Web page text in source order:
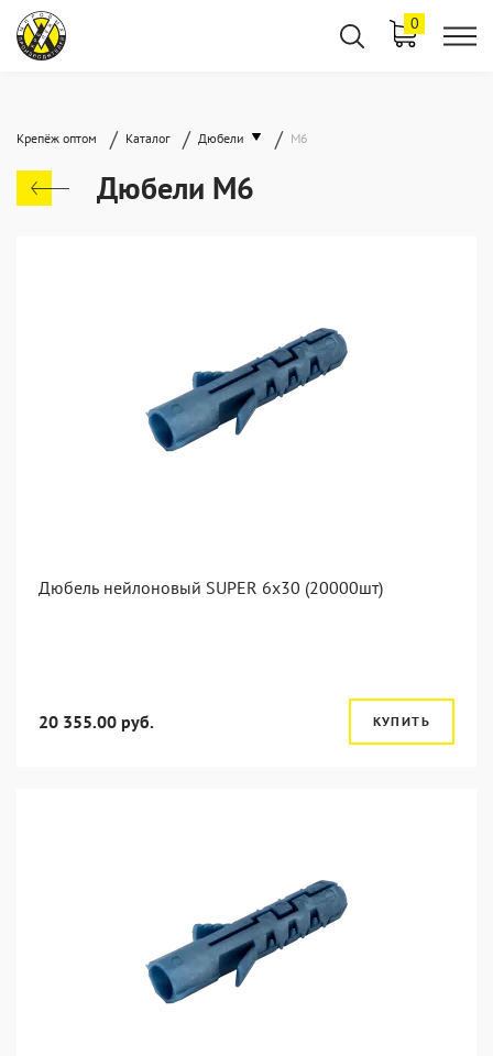
0
Крепёж оптом / Каталог / Дюбели / М6
Дюбели М6
Дюбель нейлоновый SUPER 6x30 (20000шт)
20 355.00 руб. КУПИТЬ